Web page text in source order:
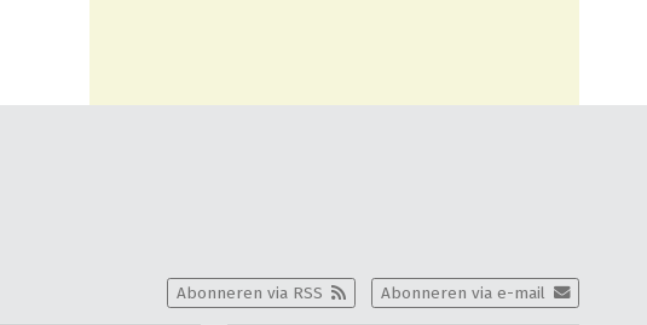
Abonneren via e-mail
Abonneren via RSS